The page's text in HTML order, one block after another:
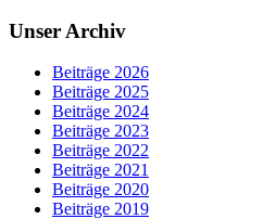
Unser Archiv
Beiträge 2026
Beiträge 2025
Beiträge 2024
Beiträge 2023
Beiträge 2022
Beiträge 2021
Beiträge 2020
Beiträge 2019